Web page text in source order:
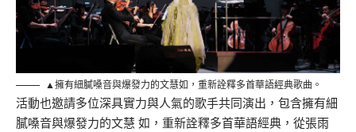
▲擁有細膩嗓音與爆發力的文慧如，重新詮釋多首華語經典歌曲。
活動也邀請多位深具實力與人氣的歌手共同演出，包含擁有細
膩嗓音與爆發力的文慧 如，重新詮釋多首華語經典，從張雨